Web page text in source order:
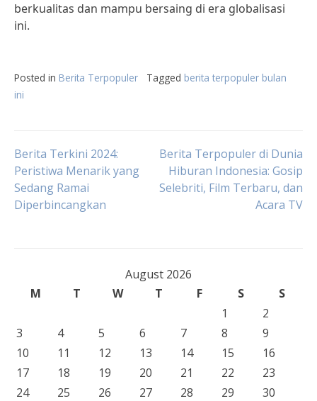
berkualitas dan mampu bersaing di era globalisasi
ini.
Posted in Berita Terpopuler Tagged berita terpopuler bulan
ini
Post
navigation
Berita Terkini 2024:
Peristiwa Menarik yang
Sedang Ramai
Diperbincangkan
Berita Terpopuler di Dunia
Hiburan Indonesia: Gosip
Selebriti, Film Terbaru, dan
Acara TV
August 2026
M
T W T F S
S
1
2
3
4 5 6 7 8
9
10
11 12 13 14 15
16
17
18 19 20 21 22
23
24
25 26 27 28 29
30